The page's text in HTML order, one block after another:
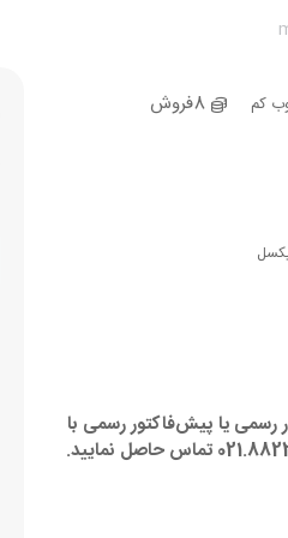
کم 8فروش
رسمی یا پیش‌فاکتور رسمی با